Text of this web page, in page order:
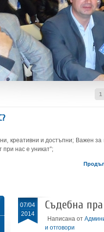
1
креативни и достъпни; Важен за
при нас е уникат”;
07/04
2014
Съдебна
Написана от
и отговори